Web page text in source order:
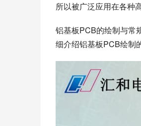
所以被广泛应用在各种
铝基板PCB的绘制与常
细介绍铝基板PCB绘制